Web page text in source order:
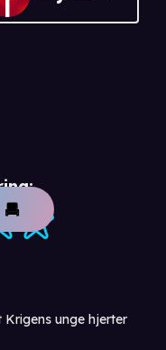
unge hjerter